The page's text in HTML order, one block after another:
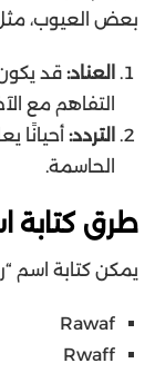
بعض العيوب،
العناد:قد
التفاهم مع
التردد:أحيانًا
الحاسمة.
طرق كتابة
يمكن كتابة اسم
Rawaf
Rwaff